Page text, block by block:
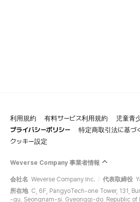
利用規約 有料サービス利用規約
児童青
プライバシーポリシー
特定商取引法に基づ
クッキー設定
Weverse Company 事業者情報
会社名 Weverse Company Inc. 代表取締役
所在地 C, 6F, PangyoTech-one Tower, 131,
-gu, Seongnam-si, Gyeonggi-do, Republic of